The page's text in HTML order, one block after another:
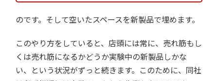
のです。そして空いたスペースを新製品で埋めます。
このやり方をしていると、店頭には常に、売れ筋もし
くは売れ筋になるかどうか実験中の新製品しかな
い、という状況がずっと続きます。このために、同社